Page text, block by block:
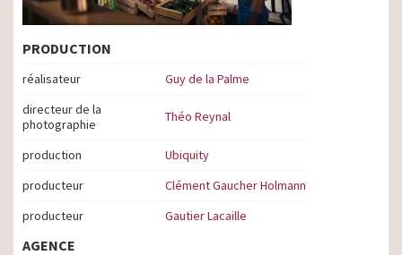
PRODUCTION
réalisateur
Guy de la Palme
directeur de la
photographie
Théo Reynal
production
Ubiquity
producteur
Clément Gaucher Holmann
producteur
Gautier Lacaille
AGENCE